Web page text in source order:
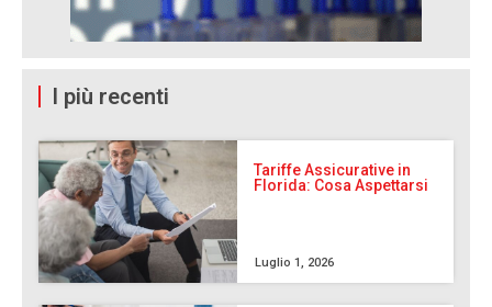
I più recenti
Tariffe Assicurative in
Florida: Cosa Aspettarsi
Luglio 1, 2026